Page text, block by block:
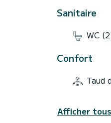
Sanitaire
WC
Confort
Taud
Afficher